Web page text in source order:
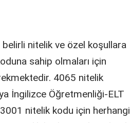
belirli nitelik ve özel koşullara
sahip olmaları için
4065 nitelik
İngilizce Öğretmenliği-ELT
nitelik kodu için herhangi